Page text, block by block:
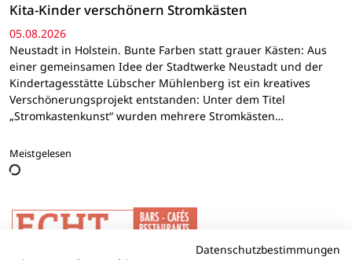
Kita-Kinder verschönern Stromkästen
05.08.2026
Neustadt in Holstein. Bunte Farben statt grauer Kästen: Aus
einer gemeinsamen Idee der Stadtwerke Neustadt und der
Kindertagesstätte Lübscher Mühlenberg ist ein kreatives
Verschönerungsprojekt entstanden: Unter dem Titel
„Stromkastenkunst“ wurden mehrere Stromkästen…
Meistgelesen
Datenschutzbestimmungen